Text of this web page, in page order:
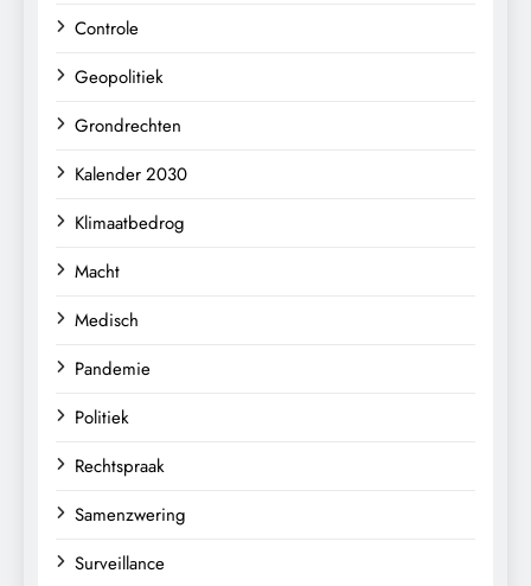
Controle
Geopolitiek
Grondrechten
Kalender 2030
Klimaatbedrog
Macht
Medisch
Pandemie
Politiek
Rechtspraak
Samenzwering
Surveillance